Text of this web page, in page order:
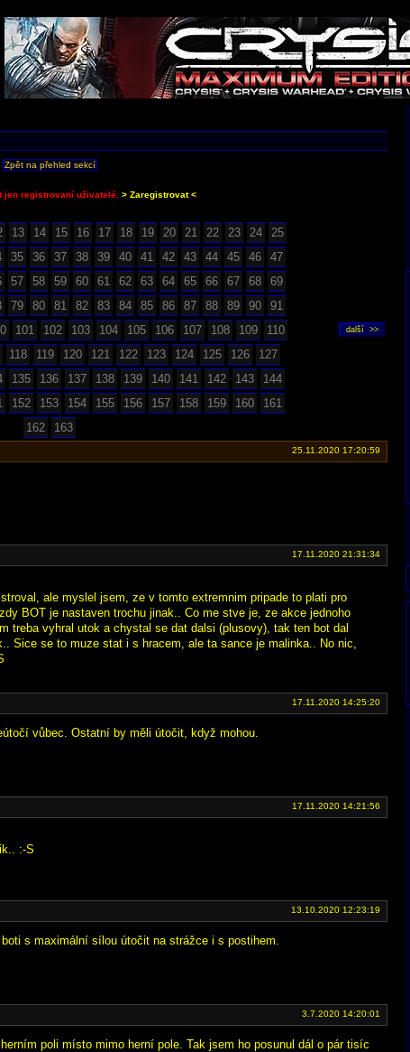
Zpět na přehled sekcí
jen registrovaní uživatelé. > Zaregistrovat <
13 14 15 16 17 18 19 20 21 22 23 24
25
35 36 37 38 39 40 41 42 43 44 45 46
47
57 58 59 60 61 62 63 64 65 66 67 68
69
79 80 81 82 83 84 85 86 87 88 89 90
91
101 102 103 104 105 106 107 108 109
110
118 119 120 121 122 123 124 125 126
127
135 136 137 138 139 140 141 142 143
144
152 153 154 155 156 157 158 159 160
161
162
163
25.11.2020 17:20:59
17.11.2020 21:31:34
ale myslel jsem, ze v tomto extremnim pripade to plati pro
BOT je nastaven trochu jinak.. Co me stve je, ze akce jednoho
treba vyhral utok a chystal se dat dalsi (plusovy), tak ten bot dal
Sice se to muze stat i s hracem, ale ta sance je malinka.. No nic,
17.11.2020 14:25:20
vůbec. Ostatní by měli útočit, když mohou.
17.11.2020 14:21:56
:-S
13.10.2020 12:23:19
s maximální sílou útočit na strážce i s postihem.
3.7.2020 14:20:01
poli místo mimo herní pole. Tak jsem ho posunul dál o pár tisíc